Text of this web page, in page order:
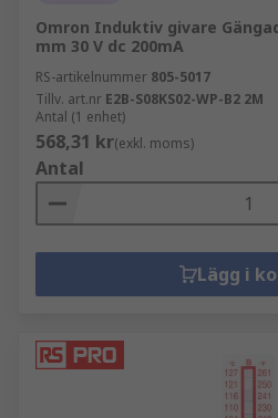
Omron Induktiv givare
mm 30 V dc 200mA
RS-artikelnummer 805-5017
Tillv. art.nr E2B-S08KS02-WP-B2 2M
Antal (1 enhet)
568,31 kr(exkl. moms)
Antal
Lägg i